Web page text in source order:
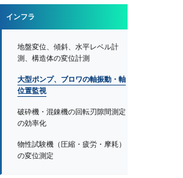
インフラ
地盤変位、傾斜、水平レベル計
測、構造体の変位計測
大型ポンプ、ブロワの軸振動・軸
位置監視
破砕機・混錬機の回転刃隙間測定
の効率化
物性試験機（圧縮・疲労・摩耗）
の変位測定